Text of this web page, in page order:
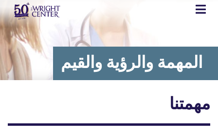
تخطي
التنقل
والرؤية والقيم